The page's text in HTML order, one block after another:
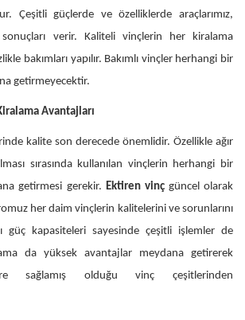
Çeşitli güçlerde ve özelliklerde araçlarımız,
verir. Kaliteli vinçlerin her kiralama
bakımları yapılır. Bakımlı vinçler herhangi bir
getirmeyecektir.
Avantajları
kalite son derecede önemlidir. Özellikle ağır
sırasında kullanılan vinçlerin herhangi bir
getirmesi gerekir. Ektiren vinçgüncel olarak
her daim vinçlerin kalitelerini ve sorunlarını
güç kapasiteleri sayesinde çeşitli işlemler de
da yüksek avantajlar meydana getirerek
sağlamış olduğu vinç çeşitlerinden